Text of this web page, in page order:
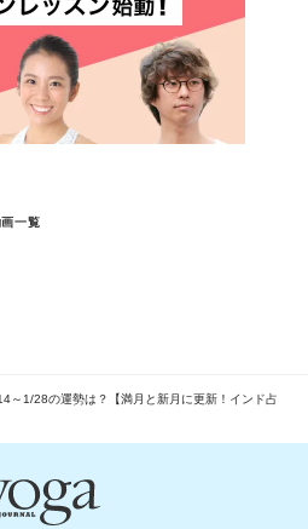
くことを、ヨガと占いという２つのツー
えているIKUMIさんにお話を伺いまし
一覧
～1/28の運勢は？【満月と新月に更新！インド占